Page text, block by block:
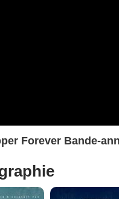
Forever Bande-